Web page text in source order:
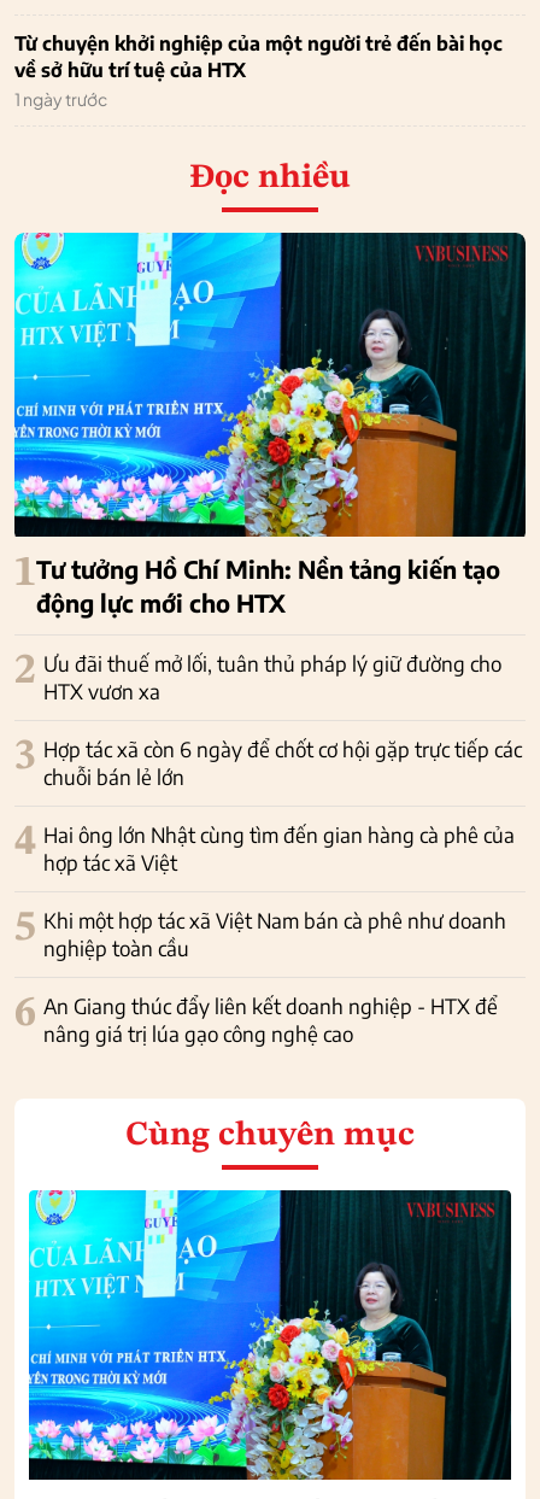
Từ chuyện khởi nghiệp của một người trẻ đến bài học
về sở hữu trí tuệ của HTX
1 ngày trước
Đọc nhiều
1Tư tưởng Hồ Chí Minh: Nền tảng kiến tạo
động lực mới cho HTX
2 Ưu đãi thuế mở lối, tuân thủ pháp lý giữ đường cho
HTX vươn xa
3 Hợp tác xã còn 6 ngày để chốt cơ hội gặp trực tiếp các
chuỗi bán lẻ lớn
4 Hai ông lớn Nhật cùng tìm đến gian hàng cà phê của
hợp tác xã Việt
5 Khi một hợp tác xã Việt Nam bán cà phê như doanh
nghiệp toàn cầu
6 An Giang thúc đẩy liên kết doanh nghiệp - HTX để
nâng giá trị lúa gạo công nghệ cao
Cùng chuyên mục